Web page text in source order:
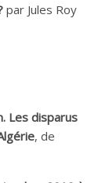
par Jules Roy
Les disparus
, de